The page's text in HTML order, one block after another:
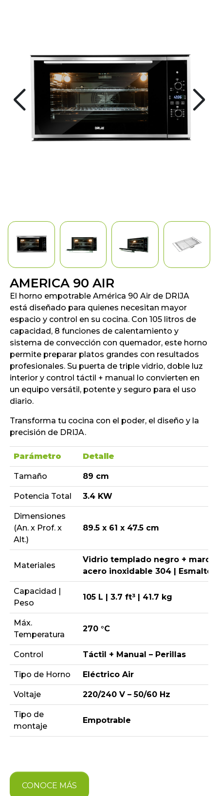
AMERICA 90 AIR
El horno empotrable América 90 Air de DRIJA
está diseñado para quienes necesitan mayor
espacio y control en su cocina. Con 105 litros de
capacidad, 8 funciones de calentamiento y
sistema de convección con quemador, este horno
permite preparar platos grandes con resultados
profesionales. Su puerta de triple vidrio, doble luz
interior y control táctil + manual lo convierten en
un equipo versátil, potente y seguro para el uso
diario.
Transforma tu cocina con el poder, el diseño y la
precisión de DRIJA.
Parámetro Detalle
Tamaño 89 cm
Potencia Total 3.4 KW
Dimensiones
(An. x Prof. x
Alt.)
89.5 x 61 x 47.5 cm
Materiales
Vidrio templado negro +
acero inoxidable 304 | Esmalte
Capacidad |
Peso
105 L | 3.7 ft³ | 41.7 kg
Máx.
Temperatura
270 °C
Control Táctil + Manual – Perillas
Tipo de Horno Eléctrico Air
Voltaje 220/240 V – 50/60 Hz
Tipo de
montaje
Empotrable
CONOCE MÁS